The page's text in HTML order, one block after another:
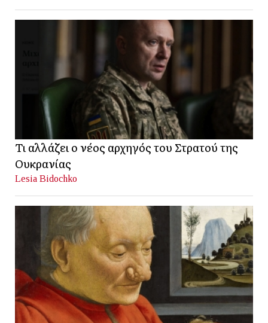
Τι αλλάζει ο νέος αρχηγός του Στρατού της
Ουκρανίας
Lesia Bidochko